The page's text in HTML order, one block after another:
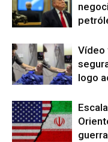
Vídeo
logo
guerra